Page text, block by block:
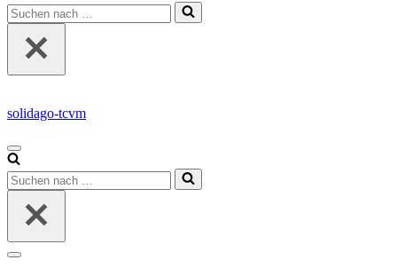
Suchen
nach …
solidago-tcvm
Navigationsmenü
Suchen
nach …
Navigationsmenü